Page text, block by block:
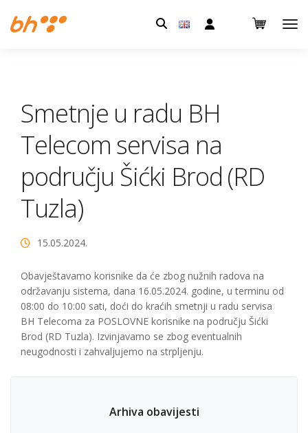
Pretraga:
Smetnje u radu BH
Telecom servisa na
području Šićki Brod (RD
Tuzla)
15.05.2024.
Obavještavamo korisnike da će zbog nužnih radova na
održavanju sistema, dana 16.05.2024. godine, u terminu od
08:00 do 10:00 sati, doći do kraćih smetnji u radu servisa
BH Telecoma za POSLOVNE korisnike na području Šićki
Brod (RD Tuzla). Izvinjavamo se zbog eventualnih
neugodnosti i zahvaljujemo na strpljenju.
Arhiva obavijesti